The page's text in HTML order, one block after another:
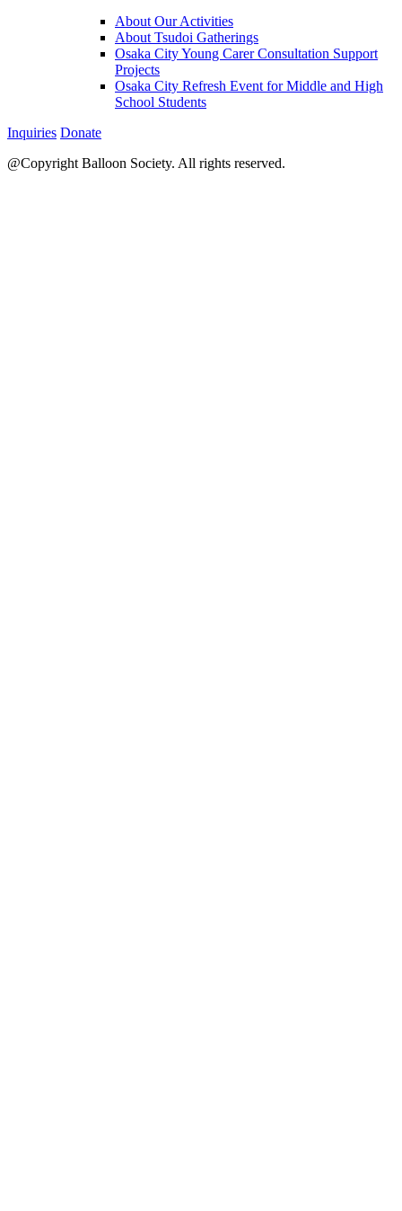
About Our Activities
About Tsudoi Gatherings
Osaka City Young Carer Consultation Support
Projects
Osaka City Refresh Event for Middle and High
School Students
Inquiries Donate
@Copyright Balloon Society. All rights reserved.